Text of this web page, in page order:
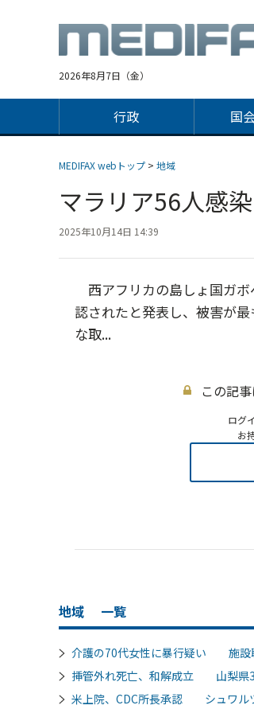
2026年8月7日（金）
行政 国
MEDIFAX webトップ > 地域
マラリア56人
2025年10月14日 14:39
西アフリカの島しょ国ガ
認されたと発表し、被害が
な取...
この記
ログ
お
地域 一覧
介護の70代女性に暴行疑い 施設
挿管外れ死亡、和解成立 山梨県
米上院、CDC所長承認 シュワル